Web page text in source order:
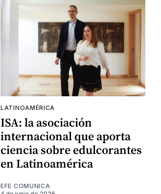
LATINOAMÉRICA
ISA: la asociación
internacional que aporta
ciencia sobre edulcorantes
en Latinoamérica
EFE COMUNICA